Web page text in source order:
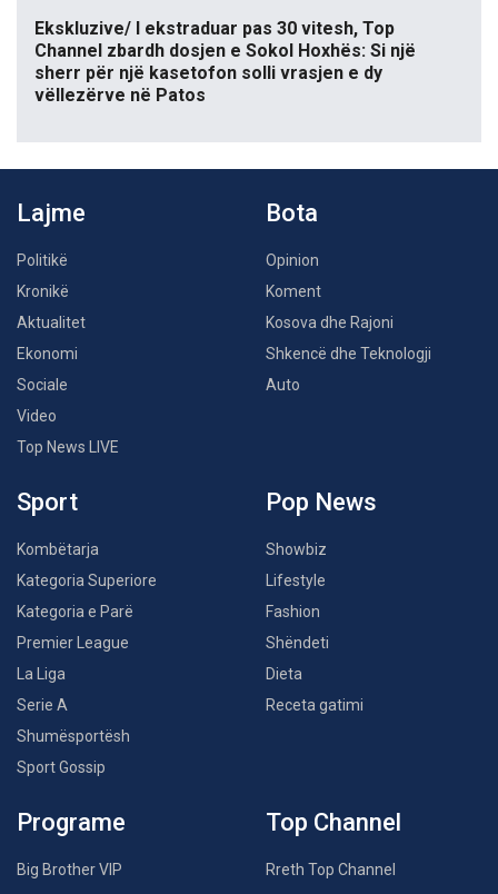
Ekskluzive/ I ekstraduar pas 30 vitesh, Top
Channel zbardh dosjen e Sokol Hoxhës: Si një
sherr për një kasetofon solli vrasjen e dy
vëllezërve në Patos
Lajme
Politikë
Kronikë
Aktualitet
Ekonomi
Sociale
Video
Top News LIVE
Bota
Opinion
Koment
Kosova dhe Rajoni
Shkencë dhe Teknologji
Auto
Sport
Kombëtarja
Kategoria Superiore
Kategoria e Parë
Premier League
La Liga
Serie A
Shumësportësh
Sport Gossip
Pop News
Showbiz
Lifestyle
Fashion
Shëndeti
Dieta
Receta gatimi
Programe
Big Brother VIP
Top Channel
Rreth Top Channel